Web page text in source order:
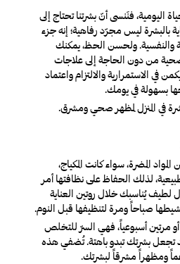
اليومية، فنَنسى أنّ بشرتنا تحتاج إلى
بالبشرةليس مجرّد رفاهية؛ إنه جزء
ولحسن الحظ، يمكنك
من دون الحاجة إلى علاجات
في الاستمرارية والالتزام واعتماد
بسهولة في يومك.
المضرة، سواء كانت المكياج،
لذلك الحفاظ على نظافتها أمر
يُناسبك خلال روتين العناية
صباحاً ومرة لتنظيفها قبل النوم.
مرتين أسبوعياً، فهي السرّ للتخلص
قد تجعل بشرتك تبدو باهتة. تُضفي هذه
ومظهراً مشرقاً لبشرتك.